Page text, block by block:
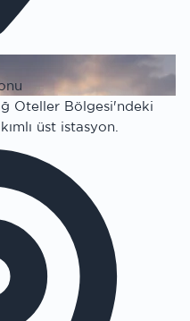
Oteller Bölgesi'ndeki
üst istasyon.